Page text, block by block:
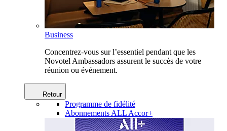
Business
Concentrez-vous sur l’essentiel pendant que les
Novotel Ambassadors assurent le succès de votre
réunion ou événement.
Retour
Programme de fidélité
Abonnements ALL Accor+